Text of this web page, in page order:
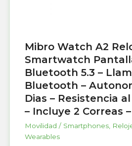
Mibro Watch A2
Smartwatch
Bluetooth 5.3 –
Bluetooth –
Dias – Resistencia
– Incluye 2 Correas
Movilidad / Smartphones,
Wearables